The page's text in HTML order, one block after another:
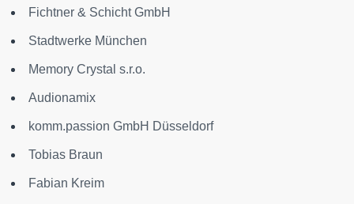
Fichtner & Schicht GmbH
Stadtwerke München
Memory Crystal s.r.o.
Audionamix
komm.passion GmbH Düsseldorf
Tobias Braun
Fabian Kreim